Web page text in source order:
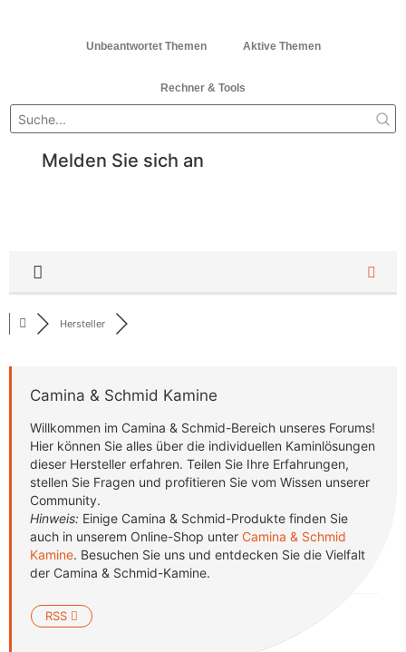
Unbeantwortet Themen Aktive Themen
Rechner & Tools
Melden Sie sich an
Hersteller
Camina & Schmid Kamine
Willkommen im Camina & Schmid-Bereich unseres Forums!
Hier können Sie alles über die individuellen Kaminlösungen
dieser Hersteller erfahren. Teilen Sie Ihre Erfahrungen,
stellen Sie Fragen und profitieren Sie vom Wissen unserer
Community.
Hinweis: Einige Camina & Schmid-Produkte finden Sie
auch in unserem Online-Shop unter Camina & Schmid
Kamine. Besuchen Sie uns und entdecken Sie die Vielfalt
der Camina & Schmid-Kamine.
RSS